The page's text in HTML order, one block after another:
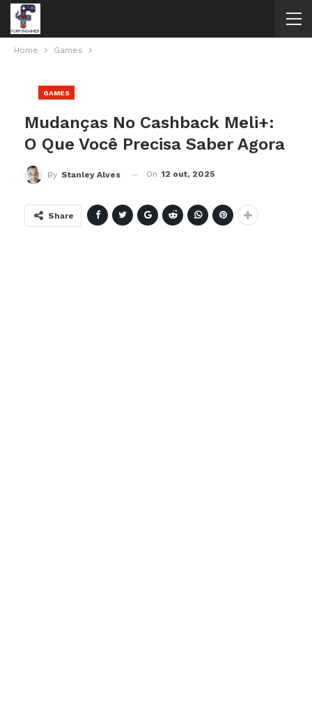
Home Games
GAMES
Mudanças No Cashback Meli+:
O Que Você Precisa Saber Agora
By Stanley Alves On 12 out, 2025
Share